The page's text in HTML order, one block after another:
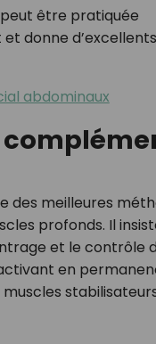
être pratiquée
donne
abdominaux
des meilleures
profonds. Il
et le contrôle
en